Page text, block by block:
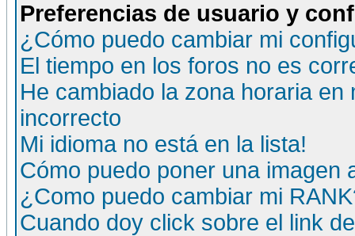
Preferencias de usuario y
¿Cómo puedo cambiar mi
El tiempo en los foros no es
He cambiado la zona horaria
incorrecto
Mi idioma no está en la lista!
Cómo puedo poner una imagen
¿Como puedo cambiar mi
Cuando doy click sobre el link